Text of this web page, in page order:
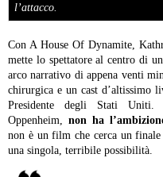
l’attacco.
Con A House Of Dynamite,
mette lo spettatore al centro di
arco narrativo di appena venti
chirurgica e un cast d’altissimo
Presidente degli Stati Uniti.
Oppenheim, non ha
non è un film che cerca un finale
una singola, terribile possibilità.